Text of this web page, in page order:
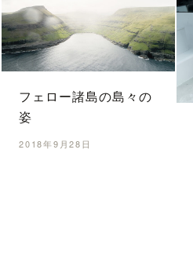
フェロー諸島の島々の
姿
2018年9月28日